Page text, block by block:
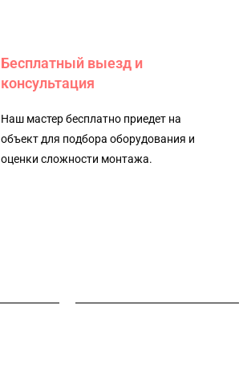
Бесплатный выезд и
консультация
Наш мастер бесплатно приедет на
объект для подбора оборудования и
оценки сложности монтажа.